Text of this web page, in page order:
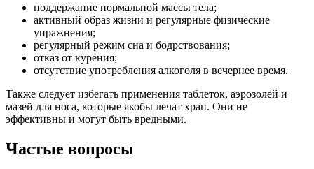
поддержание нормальной массы тела;
активный образ жизни и регулярные физические
упражнения;
регулярный режим сна и бодрствования;
отказ от курения;
отсутствие употребления алкоголя в вечернее время.
Также следует избегать применения таблеток, аэрозолей и
мазей для носа, которые якобы лечат храп. Они не
эффективны и могут быть вредными.
Частые вопросы